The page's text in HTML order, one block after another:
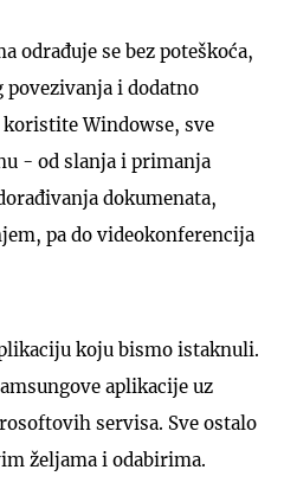
odrađuje se bez poteškoća,
i dodatno
koristite Windowse, sve
- od slanja i primanja
dokumenata,
pa do videokonferencija
koju bismo istaknuli.
aplikacije uz
servisa. Sve ostalo
željama i odabirima.